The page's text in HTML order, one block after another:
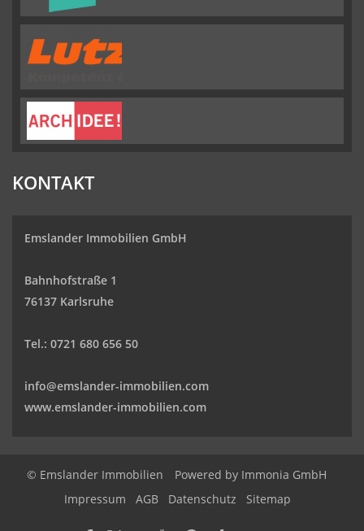
KONTAKT
Emslander Immobilien GmbH
Bahnhofstraße 1
76137 Karlsruhe
Tel.: 0721 680 656 50
info@emslander-immobilien.com
www.emslander-immobilien.com
© Emslander Immobilien Powered by Immonia GmbH
Impressum
AGB Datenschutz Sitemap